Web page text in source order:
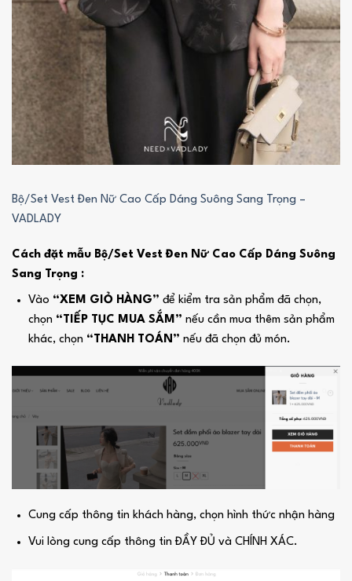
Bộ/Set Vest Đen Nữ Cao Cấp Dáng Suông Sang Trọng –
VADLADY
Cách đặt mẫu Bộ/Set Vest Đen Nữ Cao Cấp Dáng Suông
Sang Trọng :
Vào “XEM GIỎ HÀNG” để kiểm tra sản phẩm đã chọn,
chọn “TIẾP TỤC MUA SẮM” nếu cần mua thêm sản phẩm
khác, chọn “THANH TOÁN” nếu đã chọn đủ món.
Cung cấp thông tin khách hàng, chọn hình thức nhận hàng
Vui lòng cung cấp thông tin ĐẦY ĐỦ và CHÍNH XÁC.